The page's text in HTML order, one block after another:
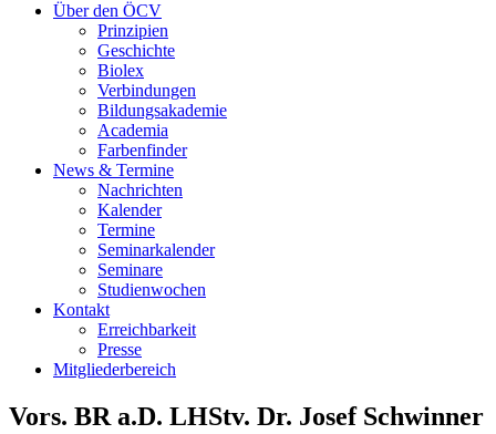
Über den ÖCV
Prinzipien
Geschichte
Biolex
Verbindungen
Bildungsakademie
Academia
Farbenfinder
News & Termine
Nachrichten
Kalender
Termine
Seminarkalender
Seminare
Studienwochen
Kontakt
Erreichbarkeit
Presse
Mitgliederbereich
Vors. BR a.D. LHStv. Dr. Josef Schwinner